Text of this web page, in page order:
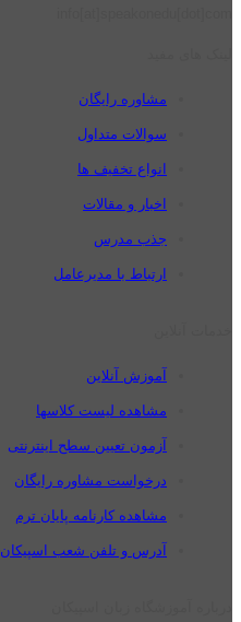
مشاوره رایگان
سوالات متداول
انواع تخفیف ها
اخبار و مقالات
جذب مدرس
ارتباط با مدیرعامل
آموزش آنلاین
مشاهده لیست کلاسها
آزمون تعیین سطح اینترنتی
درخواست مشاوره رایگان
مشاهده کارنامه پایان ترم
آدرس و تلفن شعب اسپیکان